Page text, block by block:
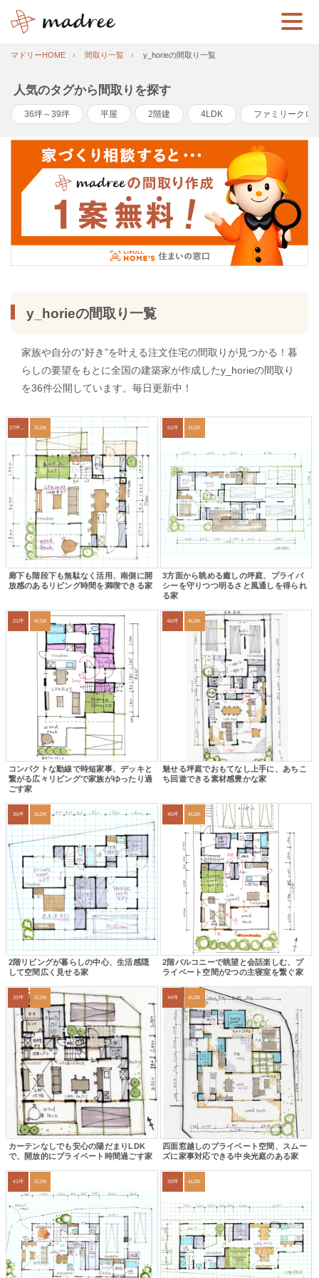
マドリーHOME 間取り一覧 y_horieの間取り一覧
人気のタグから間取りを探す
36坪～39坪 平屋 2階建 4LDK ファミリークロ
y_horieの間取り一覧
家族や自分の”好き”を叶える注文住宅の間取りが見つかる！暮
らしの要望をもとに全国の建築家が作成したy_horieの間取り
を36件公開しています。毎日更新中！
3LDK
廊下も階段下も無駄なく活用、南側に開
放感のあるリビング時間を満喫できる家
51坪 2LDK
3方面から眺める癒しの坪庭、プライバ
シーを守りつつ明るさと風通しを得られ
る家
31坪 4LDK
コンパクトな動線で時短家事、デッキと
繋がる広々リビングで家族がゆったり過
ごす家
66坪 4LDK
魅せる坪庭でおもてなし上手に、あちこ
ち回遊できる素材感豊かな家
36坪 3LDK
2階リビングが暮らしの中心、生活感隠
して空間広く見せる家
45坪 4LDK
2階バルコニーで眺望と会話楽しむ、プ
ライベート空間が2つの主寝室を繋ぐ家
33坪 2LDK
カーテンなしでも安心の陽だまりLDK
で、開放的にプライベート時間過ごす家
44坪 4LDK
四面窓越しのプライベート空間、スムー
ズに家事対応できる中央光庭のある家
41坪 3LDK 33坪 4LDK